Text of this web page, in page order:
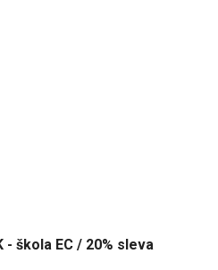
- škola EC / 20% sleva